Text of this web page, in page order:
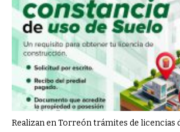
Realizan en Torreón trámites de licencias